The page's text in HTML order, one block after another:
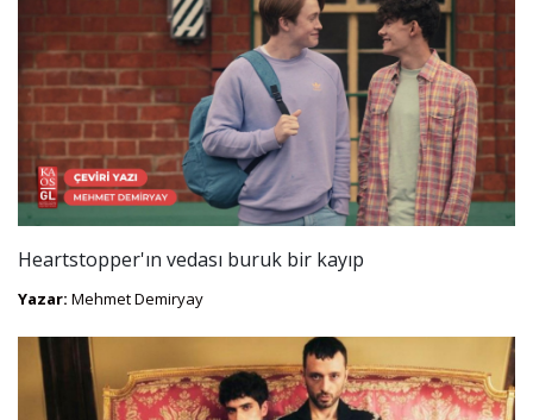
Heartstopper'ın vedası buruk bir kayıp
Yazar: Mehmet Demiryay